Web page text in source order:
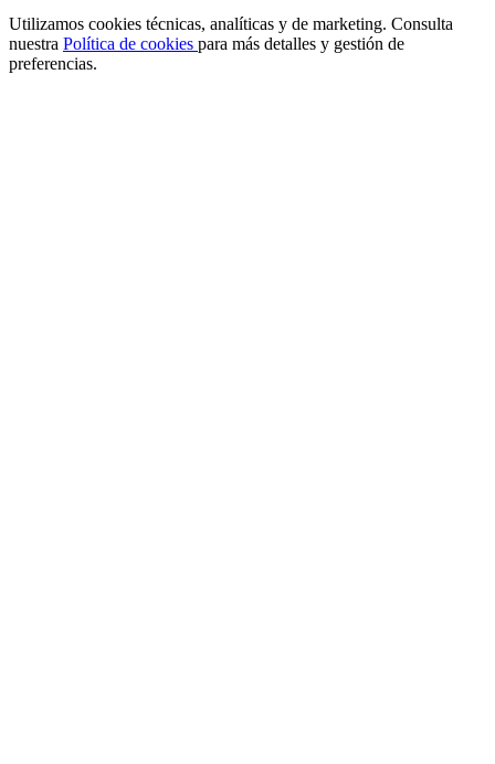
Utilizamos cookies técnicas, analíticas y de marketing. Consulta
nuestra Política de cookies para más detalles y gestión de
preferencias.